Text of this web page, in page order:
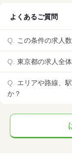
よくあるご質問
この条件の求人
東京都の求人全
エリアや路線、
か？